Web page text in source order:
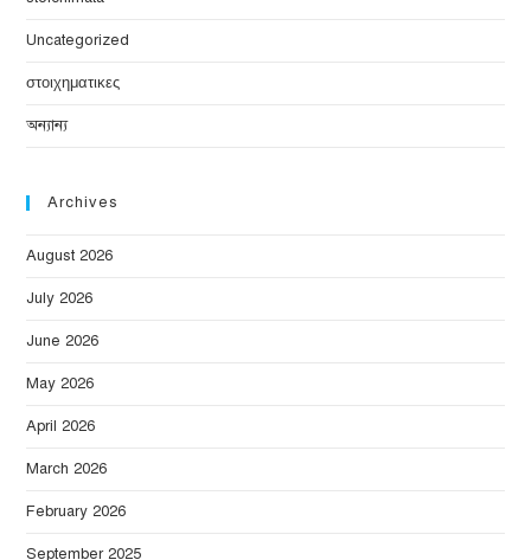
Uncategorized
στοιχηματικες
অন্যান্য
Archives
August 2026
July 2026
June 2026
May 2026
April 2026
March 2026
February 2026
September 2025